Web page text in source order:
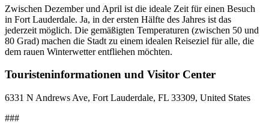
Zwischen Dezember und April ist die ideale Zeit für einen Besuch
in Fort Lauderdale. Ja, in der ersten Hälfte des Jahres ist das
jederzeit möglich. Die gemäßigten Temperaturen (zwischen 50 und
80 Grad) machen die Stadt zu einem idealen Reiseziel für alle, die
dem rauen Winterwetter entfliehen möchten.
Touristeninformationen und Visitor Center
6331 N Andrews Ave, Fort Lauderdale, FL 33309, United States
###